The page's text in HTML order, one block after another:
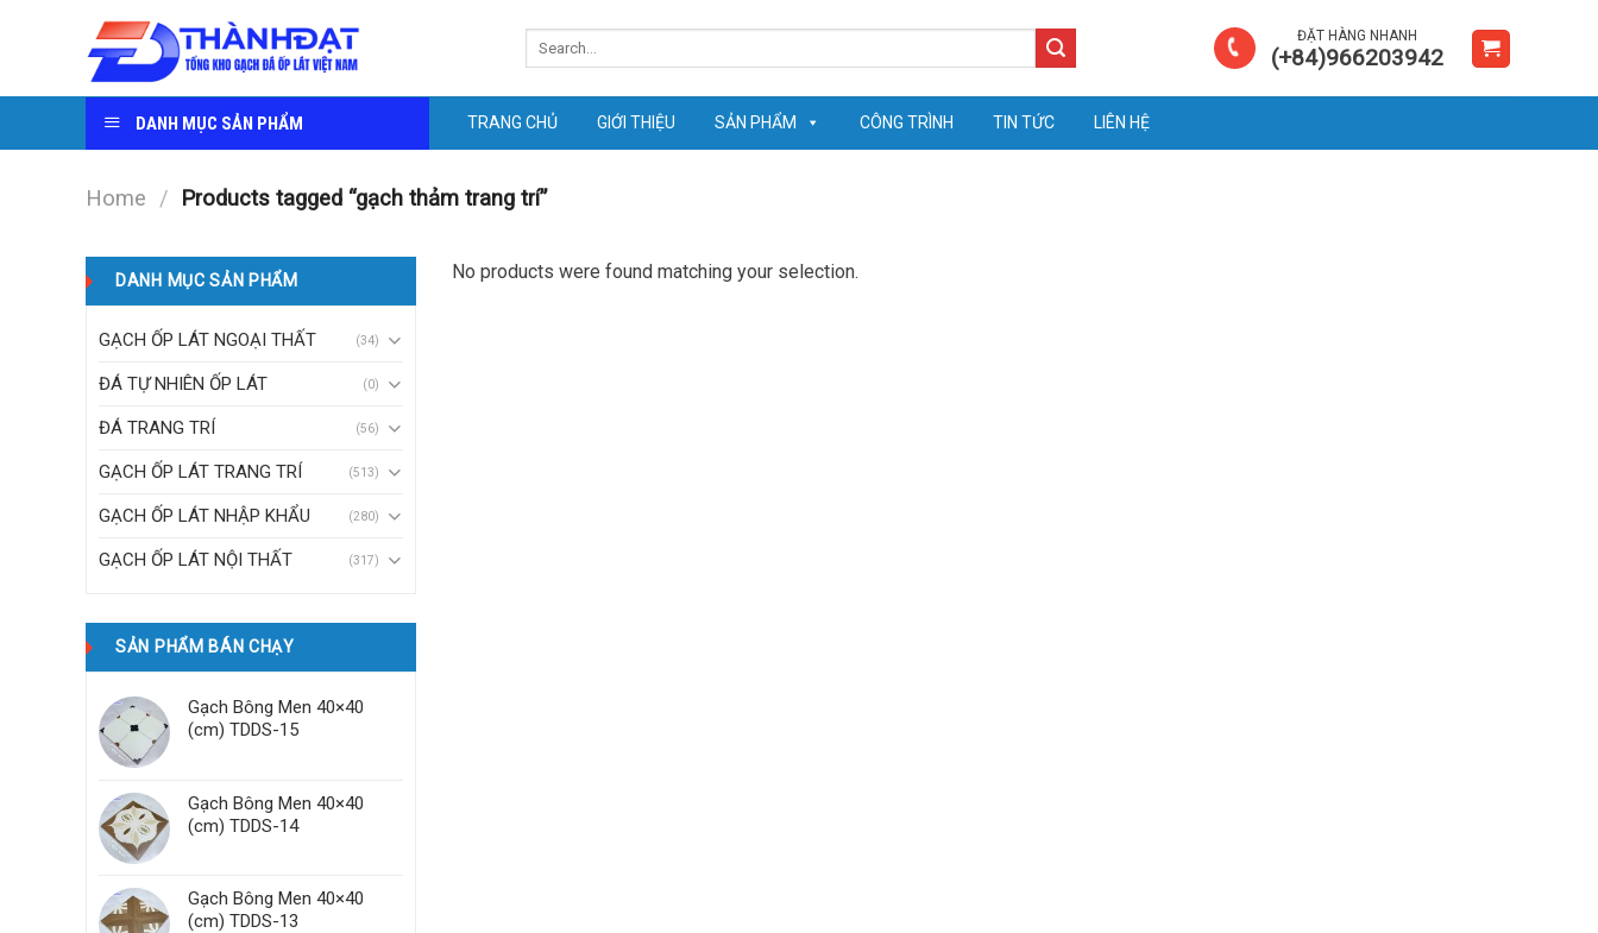
ĐẶT HÀNG NHANH
(+84)966203942
DANH MỤC SẢN PHẨM TRANG CHỦ GIỚI THIỆU SẢN PHẨM CÔNG TRÌNH TIN TỨC LIÊN HỆ
Home / Products tagged “gạch thảm trang trí”
DANH MỤC SẢN PHẨM
GẠCH ỐP LÁT NGOẠI THẤT (34)
ĐÁ TỰ NHIÊN ỐP LÁT (0)
ĐÁ TRANG TRÍ (56)
GẠCH ỐP LÁT TRANG TRÍ (513)
GẠCH ỐP LÁT NHẬP KHẨU (280)
GẠCH ỐP LÁT NỘI THẤT (317)
SẢN PHẨM BÁN CHẠY
Gạch Bông Men 40×40
(cm) TDDS-15
Gạch Bông Men 40×40
(cm) TDDS-14
Gạch Bông Men 40×40
(cm) TDDS-13
No products were found matching your selection.